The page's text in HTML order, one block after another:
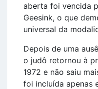
aberta foi vencida
Geesink, o que
universal da
Depois de uma
o judô retornou à
1972 e não saiu
foi incluída apenas